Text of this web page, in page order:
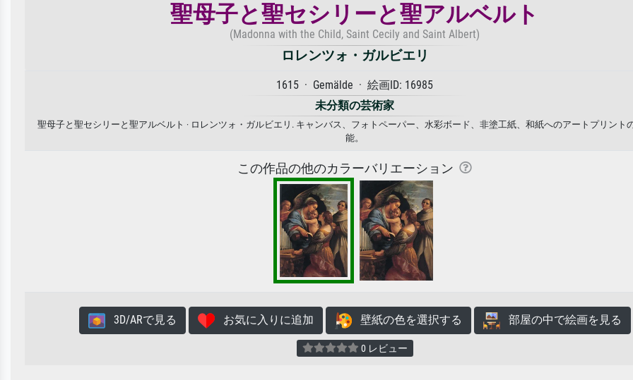
聖母子と聖セシリーと聖アルベルト
(Madonna with the Child, Saint Cecily and Saint Albert)
ロレンツォ・ガルビエリ
1615 · Gemälde · 絵画ID: 16985
未分類の芸術家
聖母子と聖セシリーと聖アルベルト · ロレンツォ・ガルビエリ. キャンバス、フォトペーパー、水彩ボード、非塗工紙、和紙へのアートプリント
能。
この作品の他のカラーバリエーション
3D/ARで見る お気に入りに追加 壁紙の色を選択する 部屋の中で絵画を見る
0 レビュー